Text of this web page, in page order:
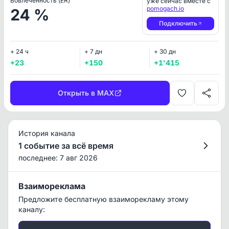
24 %
pomogach.io
Подключить
+ 24 ч
+23
+ 7 дн
+150
+ 30 дн
+1'415
Открыть в MAX
История канала
1 событие за всё время
последнее: 7 авг 2026
Взаимореклама
Предложите бесплатную взаиморекламу этому
каналу: